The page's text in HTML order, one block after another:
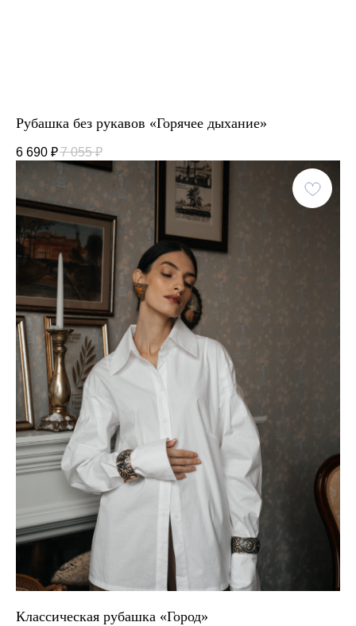
Рубашка без рукавов «Горячее дыхание»
6 690 ₽7 055 ₽
Классическая рубашка «Город»